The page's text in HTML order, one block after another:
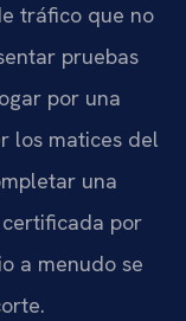
tráfico que no
pruebas
por una
los matices del
una
por
a menudo se